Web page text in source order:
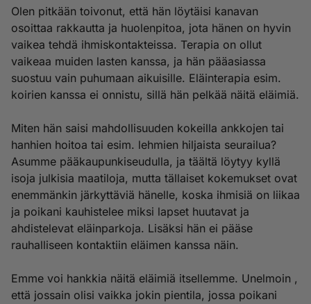
Olen pitkään toivonut, että hän löytäisi kanavan
osoittaa rakkautta ja huolenpitoa, jota hänen on hyvin
vaikea tehdä ihmiskontakteissa. Terapia on ollut
vaikeaa muiden lasten kanssa, ja hän pääasiassa
suostuu vain puhumaan aikuisille. Eläinterapia esim.
koirien kanssa ei onnistu, sillä hän pelkää näitä eläimiä.
Miten hän saisi mahdollisuuden kokeilla ankkojen tai
hanhien hoitoa tai esim. lehmien hiljaista seurailua?
Asumme pääkaupunkiseudulla, ja täältä löytyy kyllä
isoja julkisia maatiloja, mutta tällaiset kokemukset ovat
enemmänkin järkyttäviä hänelle, koska ihmisiä on liikaa
ja poikani kauhistelee miksi lapset huutavat ja
ahdistelevat eläinparkoja. Lisäksi hän ei pääse
rauhalliseen kontaktiin eläimen kanssa näin.
Emme voi hankkia näitä eläimiä itsellemme. Unelmoin ,
että jossain olisi vaikka jokin pientila, jossa poikani